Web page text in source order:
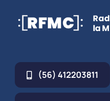
(56) 412203811